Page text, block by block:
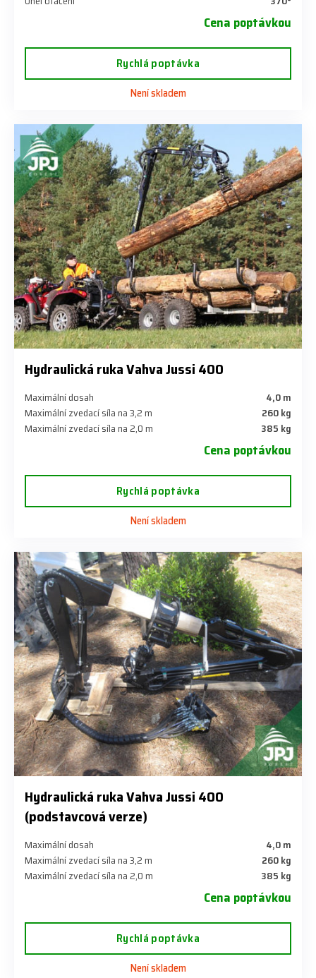
Cena poptávkou
Rychlá poptávka
Není skladem
Hydraulická ruka Vahva Jussi 400
Maximální dosah
4,0 m
Maximální zvedací síla na 3,2 m
260 kg
Maximální zvedací síla na 2,0 m
385 kg
Cena poptávkou
Rychlá poptávka
Není skladem
Hydraulická ruka Vahva Jussi 400
(podstavcová verze)
Maximální dosah
4,0 m
Maximální zvedací síla na 3,2 m
260 kg
Maximální zvedací síla na 2,0 m
385 kg
Cena poptávkou
Rychlá poptávka
Není skladem